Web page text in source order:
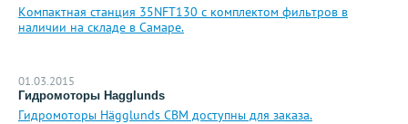
Компактная станция 35NFT130 с комплектом фильтров в
наличии на складе в Самаре.
01.03.2015
Гидромоторы Hagglunds
Гидромоторы Hägglunds CBM доступны для заказа.